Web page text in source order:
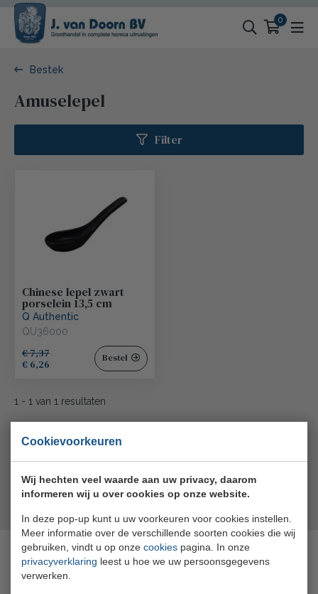
Cookievoorkeuren
Wij hechten veel waarde aan uw privacy, daarom
informeren wij u over cookies op onze website.
In deze pop-up kunt u uw voorkeuren voor cookies instellen.
Meer informatie over de verschillende soorten cookies die wij
gebruiken, vindt u op onze cookies pagina. In onze
privacyverklaring leest u hoe we uw persoonsgegevens
verwerken.
0
Bestek
Amuselepel
Filter
Chinese lepel zwart
porselein 13,5 cm
Q Authentic
QU36000
€ 7,37
€ 6,26
Bestel
1 - 1 van 1 resultaten
Openingstijden